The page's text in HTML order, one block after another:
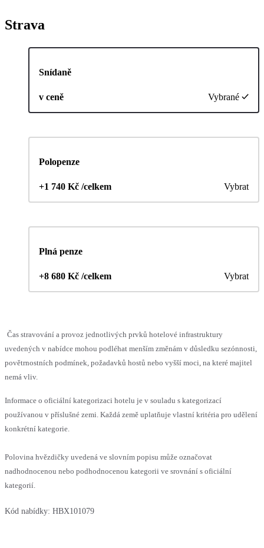
Strava
Snídaně
v ceně Vybrané
Polopenze
+1 740 Kč /celkem Vybrat
Plná penze
+8 680 Kč /celkem Vybrat
Čas stravování a provoz jednotlivých prvků hotelové infrastruktury
uvedených v nabídce mohou podléhat menším změnám v důsledku sezónnosti,
povětrnostních podmínek, požadavků hostů nebo vyšší moci, na které majitel
nemá vliv.
Informace o oficiální kategorizaci hotelu je v souladu s kategorizací
používanou v příslušné zemi. Každá země uplatňuje vlastní kritéria pro udělení
konkrétní kategorie.
Polovina hvězdičky uvedená ve slovním popisu může označovat
nadhodnocenou nebo podhodnocenou kategorii ve srovnání s oficiální
kategorií.
Kód nabídky: HBX101079